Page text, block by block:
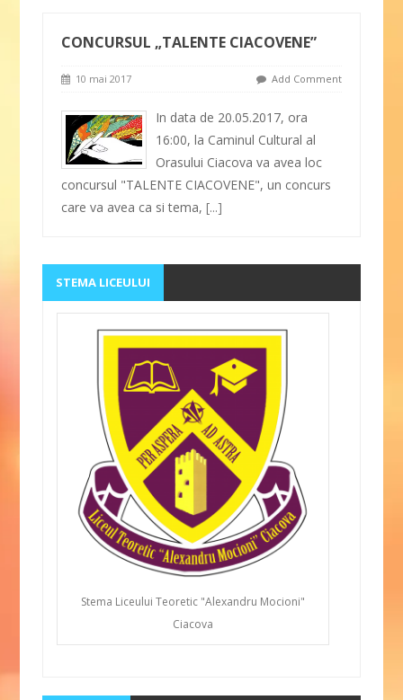
CONCURSUL „TALENTE CIACOVENE”
10 mai 2017 Add Comment
In data de 20.05.2017, ora
16:00, la Caminul Cultural al
Orasului Ciacova va avea loc
concursul "TALENTE CIACOVENE", un concurs
care va avea ca si tema,[...]
STEMA LICEULUI
Stema Liceului Teoretic "Alexandru Mocioni"
Ciacova